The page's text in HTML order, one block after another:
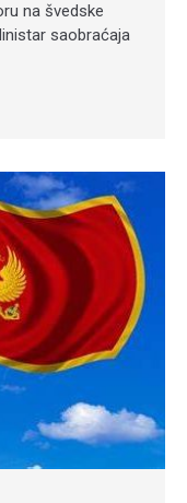
na švedske
saobraćaja